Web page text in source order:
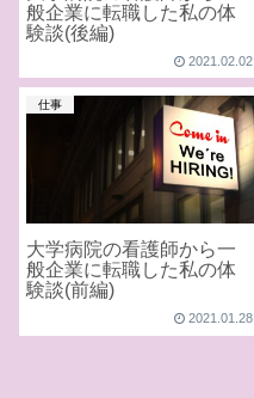
般企業に転職した私の体
験談(後編)
2021.02.02
仕事
大学病院の看護師から一
般企業に転職した私の体
験談(前編)
2021.01.28